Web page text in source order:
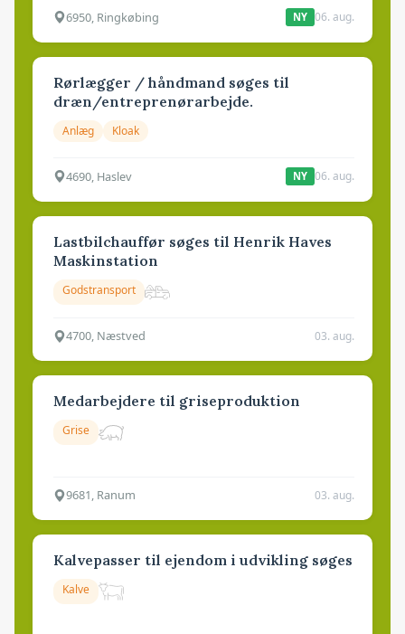
6950, Ringkøbing NY 06. aug.
Rørlægger / håndmand søges til
dræn/entreprenørarbejde.
Anlæg Kloak
4690, Haslev NY 06. aug.
Lastbilchauffør søges til Henrik Haves
Maskinstation
Godstransport
4700, Næstved 03. aug.
Medarbejdere til griseproduktion
Grise
9681, Ranum 03. aug.
Kalvepasser til ejendom i udvikling søges
Kalve